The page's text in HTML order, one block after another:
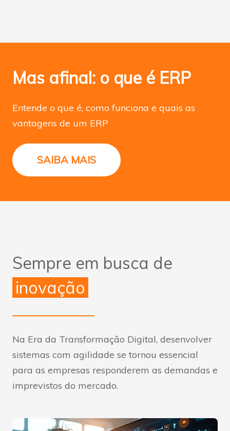
Mas afinal: o que é ERP
Entende o que é, como funciona e quais as
vantagens de um ERP
SAIBA MAIS
Sempre em busca de
inovação
Na Era da Transformação Digital, desenvolver
sistemas com agilidade se tornou essencial
para as empresas responderem as demandas e
imprevistos do mercado.